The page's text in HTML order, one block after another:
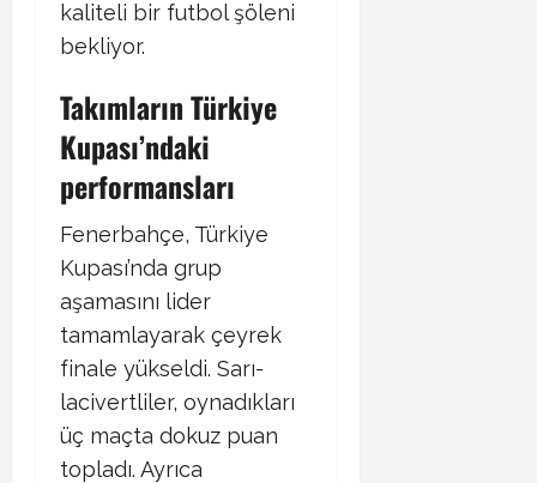
kaliteli bir futbol şöleni
bekliyor.
Takımların Türkiye
Kupası’ndaki
performansları
Fenerbahçe, Türkiye
Kupası’nda grup
aşamasını lider
tamamlayarak çeyrek
finale yükseldi. Sarı-
lacivertliler, oynadıkları
üç maçta dokuz puan
topladı. Ayrıca